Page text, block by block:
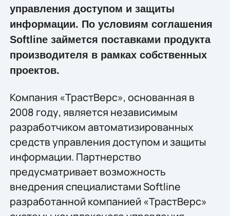
управления доступом и защиты
информации. По условиям соглашения
Softline займется поставками продукта
производителя в рамках собственных
проектов.
Компания «ТрастВерс», основанная в
2008 году, является независимым
разработчиком автоматизированных
средств управления доступом и защиты
информации. Партнерство
предусматривает возможность
внедрения специалистами Softline
разработанной компанией «ТрастВерс»